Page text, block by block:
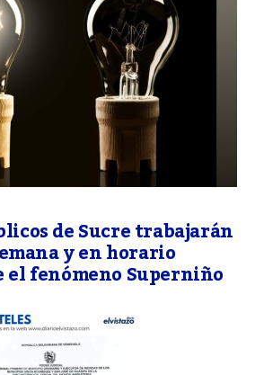
de Sucre trabajarán
y en horario
fenómeno Superniño